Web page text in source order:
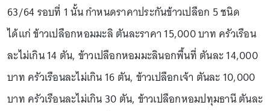
63/64 รอบที่ 1 นั้น กำหนดราคาประกันข้าวเปลือก 5 ชนิด
ได้แก่ ข้าวเปลือกหอมมะลิ ตันละราคา 15,000 บาท ครัวเรือน
ละไม่เกิน 14 ตัน, ข้าวเปลือกหอมมะลินอกพื้นที่ ตันละ 14,000
บาท ครัวเรือนละไม่เกิน 16 ตัน, ข้าวเปลือกเจ้า ตันละ 10,000
บาท ครัวเรือนละไม่เกิน 30 ตัน, ข้าวเปลือกหอมปทุมธานี ตันละ